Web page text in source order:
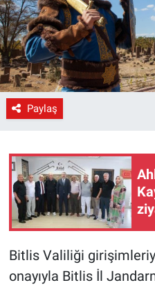
Paylaş
Bitlis Valiliği
onayıyla Bitlis İl
Siyaset
Spor
Yerel